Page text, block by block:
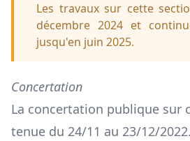
Les travaux sur cette
décembre 2024 et
jusqu'en juin 2025.
Concertation
La concertation publique sur
tenue du 24/11 au 23/12/2022.